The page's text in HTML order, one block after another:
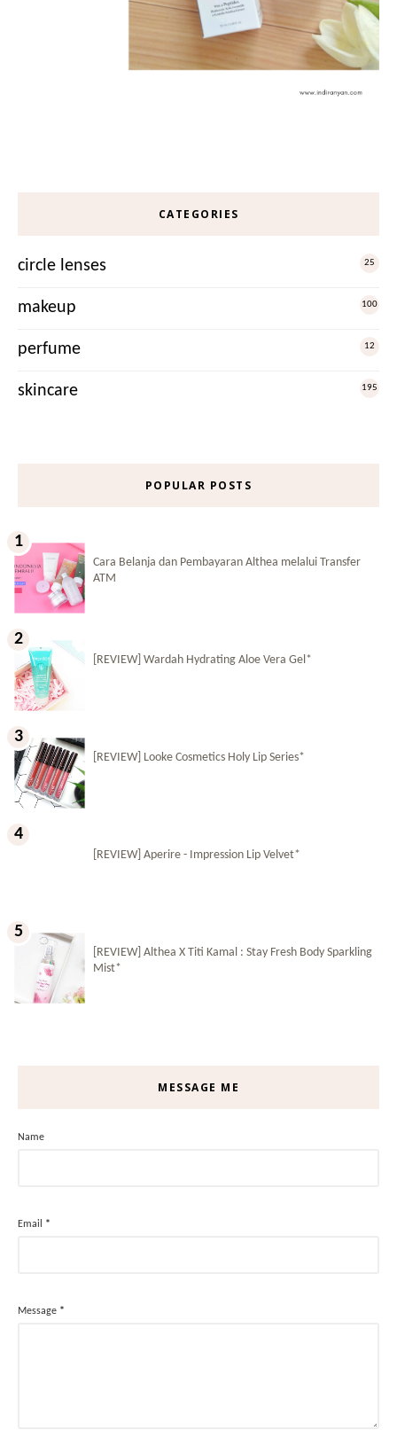
CATEGORIES
circle lenses 25
makeup 100
perfume 12
skincare 195
POPULAR POSTS
Cara Belanja dan Pembayaran Althea melalui Transfer
ATM
[REVIEW] Wardah Hydrating Aloe Vera Gel*
[REVIEW] Looke Cosmetics Holy Lip Series*
[REVIEW] Aperire - Impression Lip Velvet*
[REVIEW] Althea X Titi Kamal : Stay Fresh Body Sparkling
Mist*
MESSAGE ME
Name
Email *
Message *